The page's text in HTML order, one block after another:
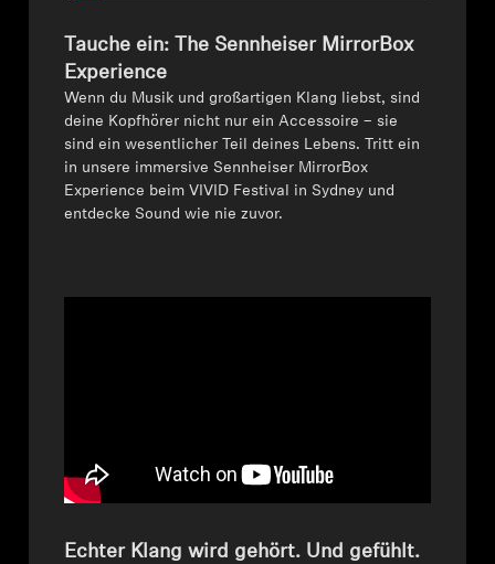
Soundspace
Support
Tauche ein: The Sennheiser MirrorBox
Experience
⁠⁠Wenn du Musik und großartigen Klang liebst, sind
deine Kopfhörer nicht nur ein Accessoire – sie
sind ein wesentlicher Teil deines Lebens. Tritt ein
in unsere immersive Sennheiser MirrorBox
Experience beim VIVID Festival in Sydney und
entdecke Sound wie nie zuvor.
Echter Klang wird gehört. Und gefühlt.